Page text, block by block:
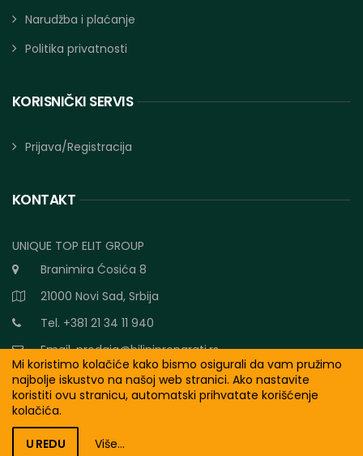
Narudžba i plaćanje
Politika privatnosti
KORISNIČKI SERVIS
Prijava/Registracija
KONTAKT
UNIQUE TOP ELIT GROUP
Branimira Ćosića 8
21000 Novi Sad, Srbija
Tel. +381 21 34 11 940
Email.prodaja@biljnipreparati.rs
Made with
Mi koristimo kolačiće kako bismo osigurali da vam pružimo
najbolje iskustvo na našoj web stranici. Ako nastavite
koristiti ovu stranicu, automatski prihvatate korišćenje
kolačića.
U REDU Više...